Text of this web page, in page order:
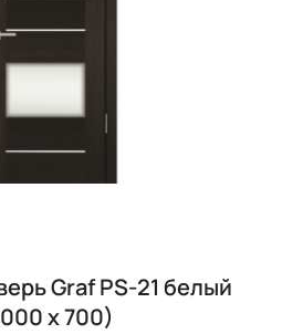
Graf PS-21 белый
х 700)